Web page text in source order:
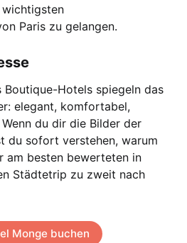
Paris zu gelangen.
Boutique-Hotels spiegeln das
elegant, komfortabel,
du dir die Bilder der
du sofort verstehen, warum
am besten bewerteten in
Städtetrip zu zweit nach
Monge buchen